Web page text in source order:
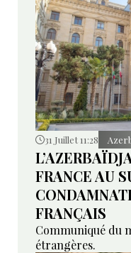
31 Juillet 11:28
FRANCE AU
FRANÇAIS
Communiqué du
étrangères.